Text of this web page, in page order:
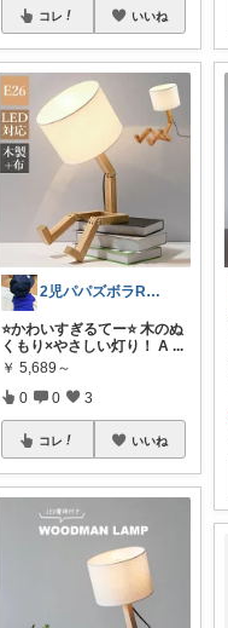
コレ いいね
2児パパズボラROOM
⭐️かわいすぎるてー⭐️ 木のぬ
くもり×やさしい灯り！ A ...
￥ 5,689～
0 0 3
コレ いいね